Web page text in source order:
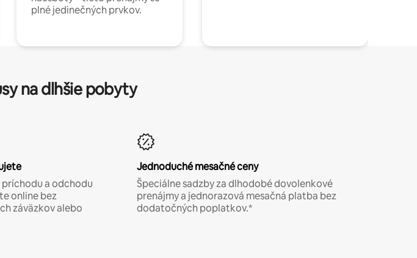
plné jedinečných prvkov.
na dlhšie pobyty
a odchodu
online bez
záväzkov alebo
Jednoduché mesačné ceny
Špeciálne sadzby za dlhodobé dovolenkové
prenájmy a jednorazová mesačná platba bez
dodatočných poplatkov.*